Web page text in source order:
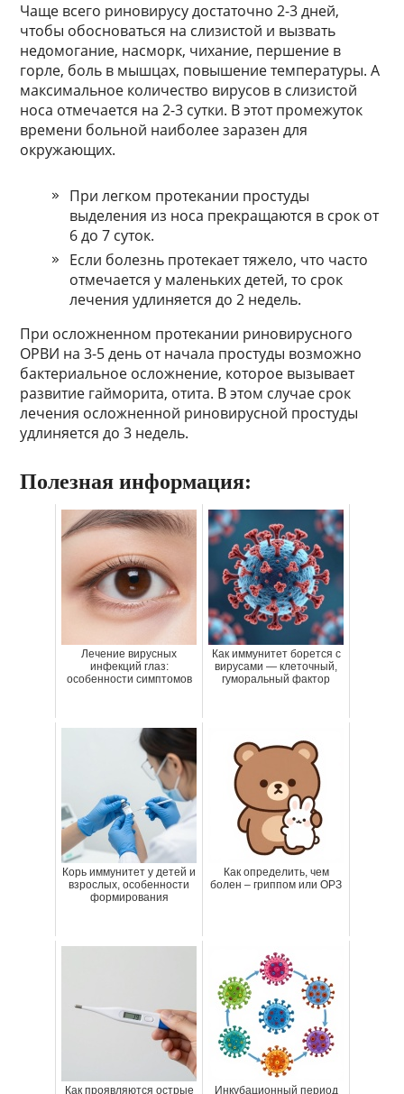
Чаще всего риновирусу достаточно 2-3 дней,
чтобы обосноваться на слизистой и вызвать
недомогание, насморк, чихание, першение в
горле, боль в мышцах, повышение температуры. А
максимальное количество вирусов в слизистой
носа отмечается на 2-3 сутки. В этот промежуток
времени больной наиболее заразен для
окружающих.
При легком протекании простуды
выделения из носа прекращаются в срок от
6 до 7 суток.
Если болезнь протекает тяжело, что часто
отмечается у маленьких детей, то срок
лечения удлиняется до 2 недель.
При осложненном протекании риновирусного
ОРВИ на 3-5 день от начала простуды возможно
бактериальное осложнение, которое вызывает
развитие гайморита, отита. В этом случае срок
лечения осложненной риновирусной простуды
удлиняется до 3 недель.
Полезная информация:
Лечение вирусных
инфекций глаз:
особенности симптомов
Как иммунитет борется с
вирусами — клеточный,
гуморальный фактор
Корь иммунитет у детей и
взрослых, особенности
формирования
Как определить, чем
болен – гриппом или ОРЗ
Как проявляются острые Инкубационный период